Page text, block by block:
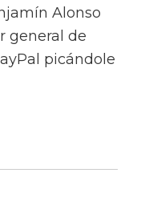
Alonso
general de
picándole